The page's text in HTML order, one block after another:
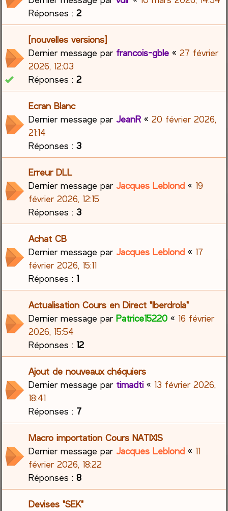
Réponses :2
[nouvelles versions]
Dernier message par francois-gble «27 février
2026, 12:03
Réponses :2
Ecran Blanc
Dernier message parJeanR «20 février 2026,
21:14
Réponses :3
Erreur DLL
Dernier message parJacques Leblond « 19
février 2026, 12:15
Réponses :3
Achat CB
Dernier message parJacques Leblond « 17
février 2026, 15:11
Réponses :1
Actualisation Cours en Direct "Iberdrola"
Dernier message parPatrice15220 « 16 février
2026, 15:54
Réponses :12
Ajout de nouveaux chéquiers
Dernier message par timadti « 13 février 2026,
18:41
Réponses : 7
Macro importation Cours NATIXIS
Dernier message parJacques Leblond « 11
février 2026, 18:22
Réponses :8
Devises "SEK"